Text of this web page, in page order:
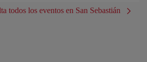
todos los eventos en San Sebastián